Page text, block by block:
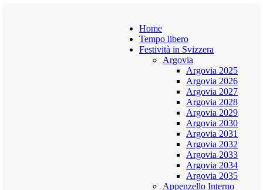
Home
Tempo libero
Festività in Svizzera
Argovia
Argovia 2025
Argovia 2026
Argovia 2027
Argovia 2028
Argovia 2029
Argovia 2030
Argovia 2031
Argovia 2032
Argovia 2033
Argovia 2034
Argovia 2035
Appenzello Interno